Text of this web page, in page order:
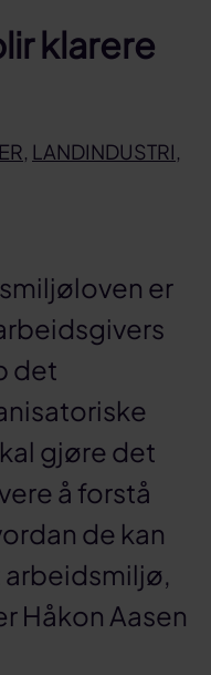
klarere
, LANDINDUSTRI,
er
det
gjøre det
å forstå
de kan
Håkon Aasen